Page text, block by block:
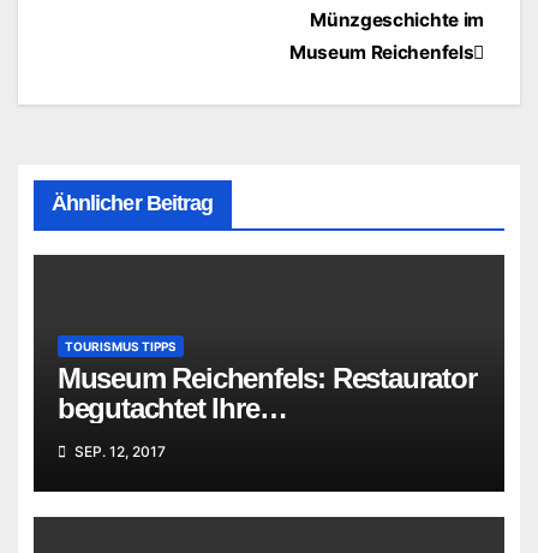
Münzgeschichte im
Museum Reichenfels
Ähnlicher Beitrag
TOURISMUS TIPPS
Museum Reichenfels: Restaurator
begutachtet Ihre
„Familienschätze“
SEP. 12, 2017